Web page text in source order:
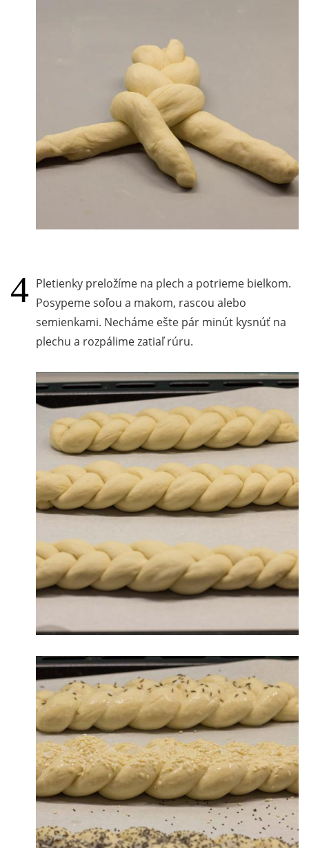
Pletienky preložíme na plech a potrieme bielkom.
Posypeme soľou a makom, rascou alebo
semienkami. Necháme ešte pár minút kysnúť na
plechu a rozpálime zatiaľ rúru.